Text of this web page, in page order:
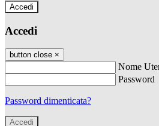
Accedi
Accedi
button close ×
Nome
Password
Password dimenticata?